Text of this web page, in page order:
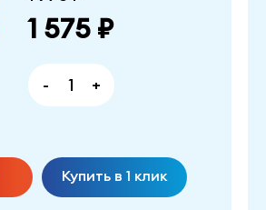
1 575 ₽
- +
Купить в 1 клик